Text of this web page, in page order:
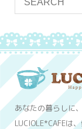
あなたの暮らしに
LUCIOLE*CAFEは